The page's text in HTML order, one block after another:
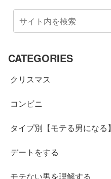
CATEGORIES
クリスマス
コンビニ
タイプ別【モテる男になる】
デートをする
モテない男を理解する